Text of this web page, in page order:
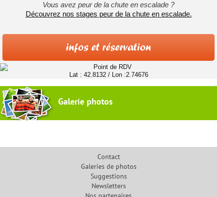
Vous avez peur de la chute en escalade ?
Découvrez nos stages peur de la chute en escalade.
Lat : 42.8132 / Lon :2.74676
Galerie photos
Contact
Galeries de photos
Suggestions
Newsletters